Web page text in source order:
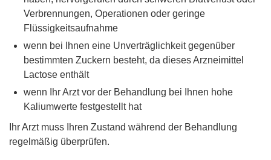
Verbrennungen, Operationen oder geringe
Flüssigkeitsaufnahme
wenn bei Ihnen eine Unverträglichkeit gegenüber
bestimmten Zuckern besteht, da dieses Arzneimittel
Lactose enthält
wenn Ihr Arzt vor der Behandlung bei Ihnen hohe
Kaliumwerte festgestellt hat
Ihr Arzt muss Ihren Zustand während der Behandlung
regelmäßig überprüfen.